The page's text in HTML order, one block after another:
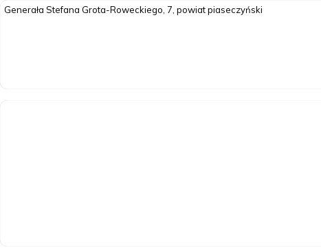
Generała Stefana Grota-Roweckiego, 7, powiat piaseczyński